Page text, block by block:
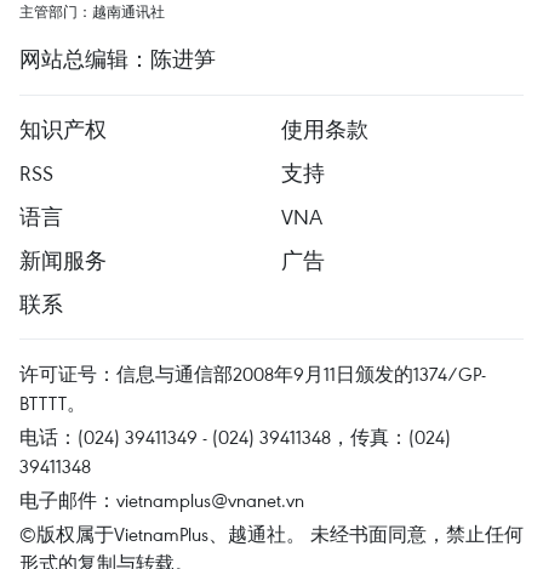
主管部门：越南通讯社
网站总编辑：陈进笋
知识产权
使用条款
RSS
支持
语言
VNA
新闻服务
广告
联系
许可证号：信息与通信部2008年9月11日颁发的1374/GP-
BTTTT。
电话：(024) 39411349 - (024) 39411348，传真：(024)
39411348
电子邮件： vietnamplus@vnanet.vn
©版权属于VietnamPlus、越通社。 未经书面同意，禁止任何
形式的复制与转载。